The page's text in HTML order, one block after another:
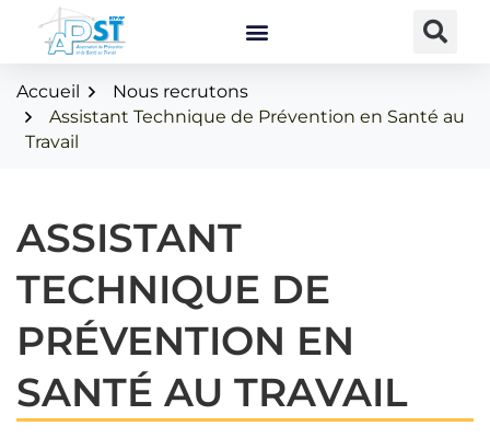
Gestion des traceurs
Accueil
Nous recrutons
Assistant Technique de Prévention en Santé au
Travail
ASSISTANT
TECHNIQUE DE
PRÉVENTION EN
SANTÉ AU TRAVAIL